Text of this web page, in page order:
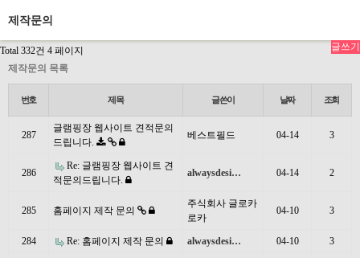
제작문의
Total 332건 4 페이지
글쓰기
제작문의 목록
번호 제목 글쓴이 날짜 조회
287
글램핑장 웹사이트 견적문의
드립니다.
베스트필드 04-14 3
286
Re: 글램핑장 웹사이트 견
적문의드립니다.
alwaysdesi… 04-14 2
285 홈페이지 제작 문의
주식회사 글로카
로카
04-10 3
284 Re: 홈페이지 제작 문의 alwaysdesi… 04-10 3